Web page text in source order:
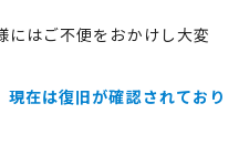
にはご不便をおかけし大変
現在は復旧が確認されており